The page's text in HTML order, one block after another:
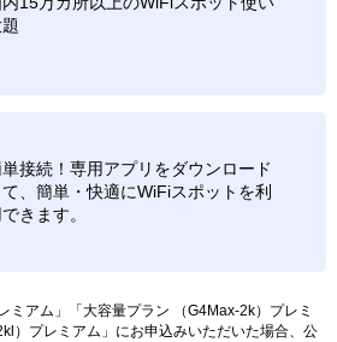
接続！専用アプリをダウンロード
て、簡単・快適にWiFiスポットを利
きます。
ミアム」「大容量プラン （G4Max-2k）プレミ
）プレミアム」にお申込みいただいた場合、公